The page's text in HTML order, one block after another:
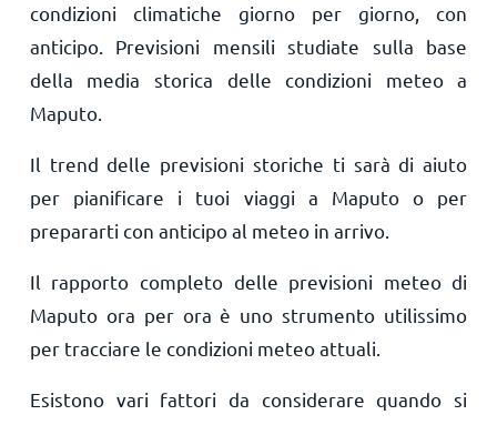
condizioni climatiche giorno per giorno, con
anticipo. Previsioni mensili studiate sulla base
della media storica delle condizioni meteo a
Maputo.
Il trend delle previsioni storiche ti sarà di aiuto
per pianificare i tuoi viaggi a Maputo o per
prepararti con anticipo al meteo in arrivo.
Il rapporto completo delle previsioni meteo di
Maputo ora per ora è uno strumento utilissimo
per tracciare le condizioni meteo attuali.
Esistono vari fattori da considerare quando si